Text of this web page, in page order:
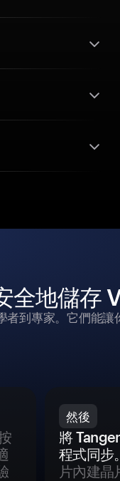
全地儲存
到專家。它們能
然後
將
程式同步
片內建晶